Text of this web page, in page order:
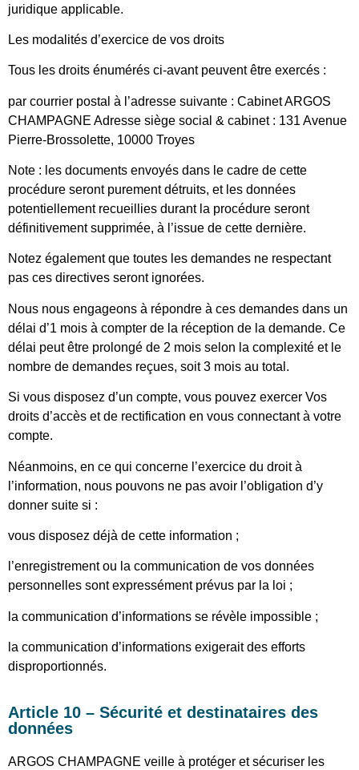
juridique applicable.
Les modalités d’exercice de vos droits
Tous les droits énumérés ci-avant peuvent être exercés :
par courrier postal à l’adresse suivante : Cabinet ARGOS
CHAMPAGNE Adresse siège social & cabinet : 131 Avenue
Pierre-Brossolette, 10000 Troyes
Note : les documents envoyés dans le cadre de cette
procédure seront purement détruits, et les données
potentiellement recueillies durant la procédure seront
définitivement supprimée, à l’issue de cette dernière.
Notez également que toutes les demandes ne respectant
pas ces directives seront ignorées.
Nous nous engageons à répondre à ces demandes dans un
délai d’1 mois à compter de la réception de la demande. Ce
délai peut être prolongé de 2 mois selon la complexité et le
nombre de demandes reçues, soit 3 mois au total.
Si vous disposez d’un compte, vous pouvez exercer Vos
droits d’accès et de rectification en vous connectant à votre
compte.
Néanmoins, en ce qui concerne l’exercice du droit à
l’information, nous pouvons ne pas avoir l’obligation d’y
donner suite si :
vous disposez déjà de cette information ;
l’enregistrement ou la communication de vos données
personnelles sont expressément prévus par la loi ;
la communication d’informations se révèle impossible ;
la communication d’informations exigerait des efforts
disproportionnés.
Article 10 – Sécurité et destinataires des
données
ARGOS CHAMPAGNE veille à protéger et sécuriser les